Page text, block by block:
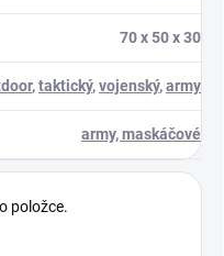
70 x 50 x 30
,taktický,vojenský,army
army, maskáčové
položce.